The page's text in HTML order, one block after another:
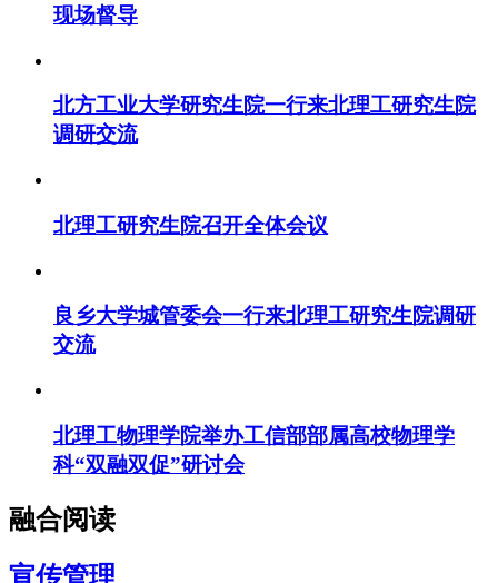
现场督导
北方工业大学研究生院一行来北理工研究生院
调研交流
北理工研究生院召开全体会议
良乡大学城管委会一行来北理工研究生院调研
交流
北理工物理学院举办工信部部属高校物理学
科“双融双促”研讨会
融合阅读
宣传管理